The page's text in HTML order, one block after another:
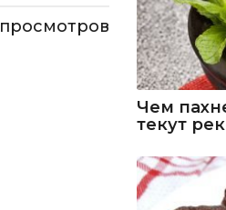
просмотров
Чем
текут